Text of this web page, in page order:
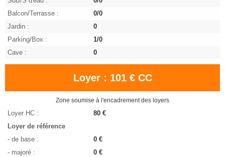
Balcon/Terrasse :
0/0
Jardin :
0
Parking/Box :
1/0
Cave :
0
Loyer : 101 € CC
Zone soumise à l'encadrement des loyers
Loyer HC :
80 €
Loyer de référence
- de base :
0 €
- majoré :
0 €